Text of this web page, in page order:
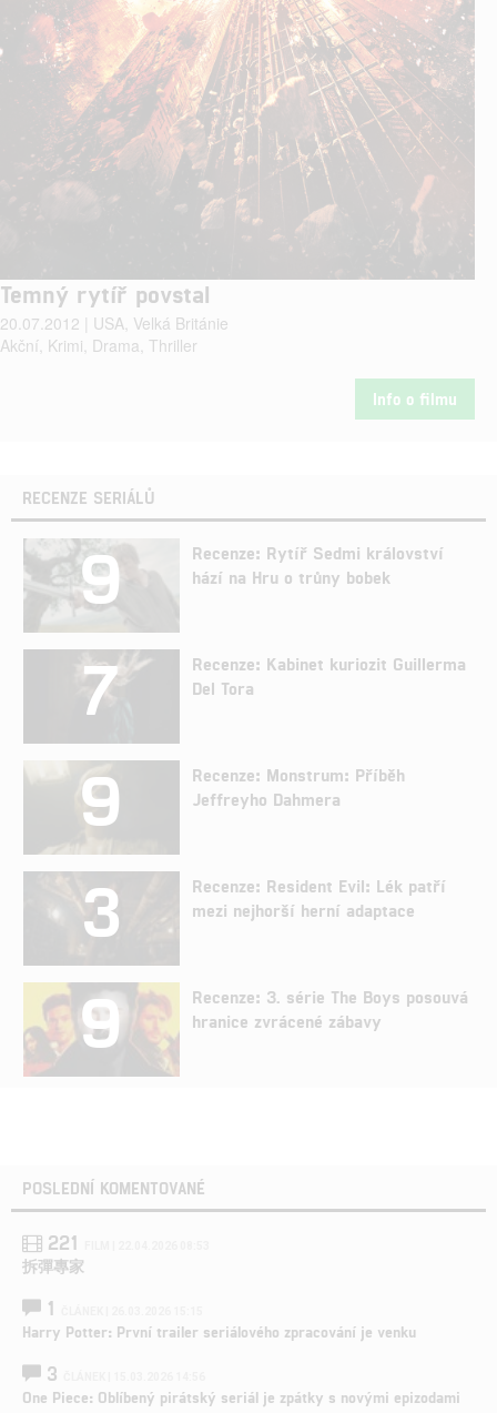
Temný rytíř povstal
20.07.2012 | USA, Velká Británie
Akční, Krimi, Drama, Thriller
Info o filmu
RECENZE SERIÁLŮ
9
Recenze: Rytíř Sedmi království
hází na Hru o trůny bobek
7
Recenze: Kabinet kuriozit Guillerma
Del Tora
9
Recenze: Monstrum: Příběh
Jeffreyho Dahmera
3
Recenze: Resident Evil: Lék patří
mezi nejhorší herní adaptace
9
Recenze: 3. série The Boys posouvá
hranice zvrácené zábavy
POSLEDNÍ KOMENTOVANÉ
221
拆彈專家
1
Harry Potter: První trailer seriálového zpracování je venku
3
One Piece: Oblíbený pirátský seriál je zpátky s novými epizodami